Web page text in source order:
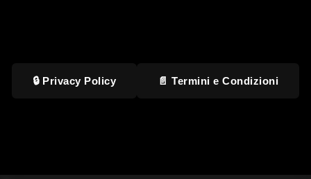
🔒 Privacy Policy 📄 Termini e Condizioni